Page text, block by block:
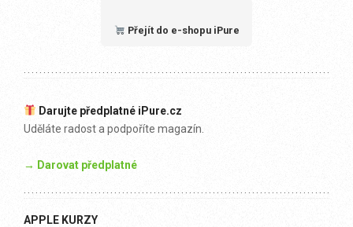
Přejít do e-shopu iPure
Darujte předplatné iPure.cz
Uděláte radost a podpoříte magazín.
→ Darovat předplatné
APPLE KURZY